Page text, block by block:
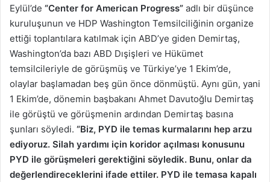
Eylül’de “Center for American Progress” adlı bir düşünce
kuruluşunun ve HDP Washington Temsilciliğinin organize
ettiği toplantılara katılmak için ABD’ye giden Demirtaş,
Washington’da bazı ABD Dışişleri ve Hükümet
temsilcileriyle de görüşmüş ve Türkiye’ye 1 Ekim’de,
olaylar başlamadan beş gün önce dönmüştü. Aynı gün, yani
1 Ekim’de, dönemin başbakanı Ahmet Davutoğlu Demirtaş
ile görüştü ve görüşmenin ardından Demirtaş basına
şunları söyledi. “Biz, PYD ile temas kurmalarını hep arzu
ediyoruz. Silah yardımı için koridor açılması konusunu
PYD ile görüşmeleri gerektiğini söyledik. Bunu, onlar da
değerlendireceklerini ifade ettiler. PYD ile temasa kapalı